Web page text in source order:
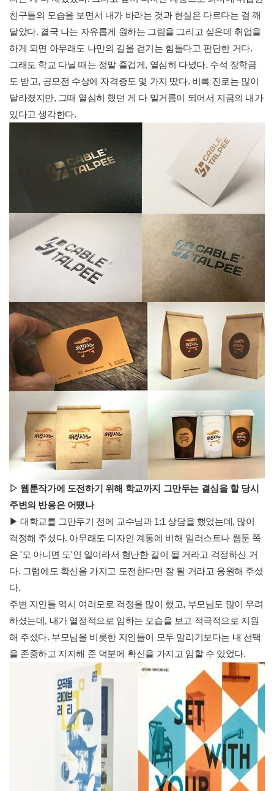
친구들의 모습을 보면서 내가 바라는 것과 현실은 다르다는 걸 깨
달았다. 결국 나는 자유롭게 원하는 그림을 그리고 싶은데 취업을
하게 되면 아무래도 나만의 길을 걷기는 힘들다고 판단한 거다.
그래도 학교 다닐 때는 정말 즐겁게, 열심히 다녔다. 수석 장학금
도 받고, 공모전 수상에 자격증도 몇 가지 땄다. 비록 진로는 많이
달라졌지만, 그때 열심히 했던 게 다 밑거름이 되어서 지금의 내가
있다고 생각한다.
▷ 웹툰작가에 도전하기 위해 학교까지 그만두는 결심을 할 당시
주변의 반응은 어땠나
▶ 대학교를 그만두기 전에 교수님과 1:1 상담을 했었는데, 많이
걱정해 주셨다. 아무래도 디자인 계통에 비해 일러스트나 웹툰 쪽
은 '모 아니면 도'인 일이라서 험난한 길이 될 거라고 걱정하신 거
다. 그럼에도 확신을 가지고 도전한다면 잘 될 거라고 응원해 주셨
다.
주변 지인들 역시 여러모로 걱정을 많이 했고, 부모님도 많이 우려
하셨는데, 내가 열정적으로 임하는 모습을 보고 적극적으로 지원
해 주셨다. 부모님을 비롯한 지인들이 모두 말리기보다는 내 선택
을 존중하고 지지해 준 덕분에 확신을 가지고 임할 수 있었다.